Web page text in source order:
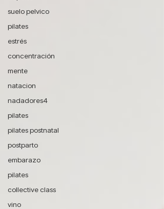
suelo pelvico
pilates
estrés
concentración
mente
natacion
nadadores4
pilates
pilates postnatal
postparto
embarazo
pilates
collective class
vino